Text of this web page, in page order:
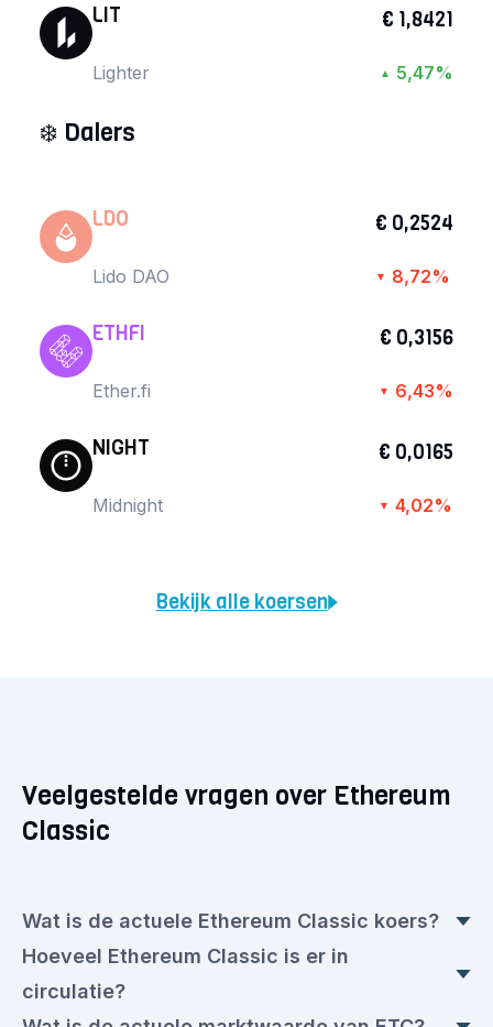
LIT
Lighter
€ 1,8421
▲ 5,47%
❄️ Dalers
LDO
Lido DAO
€ 0,2524
▼ 8,72%
ETHFI
Ether.fi
€ 0,3156
▼ 6,43%
NIGHT
Midnight
€ 0,0165
▼ 4,02%
Bekijk alle koersen
Veelgestelde vragen over Ethereum
Classic
Wat is de actuele Ethereum Classic koers?
Hoeveel Ethereum Classic is er in
circulatie?